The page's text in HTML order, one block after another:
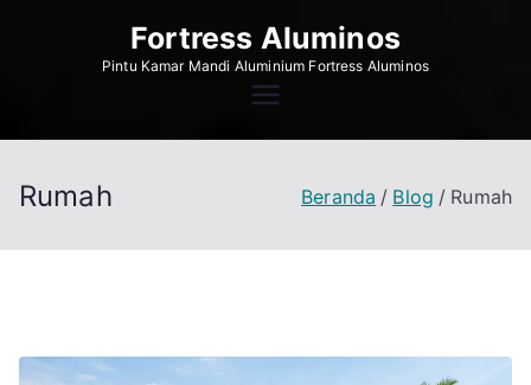
Fortress Aluminos
Pintu Kamar Mandi Aluminium Fortress Aluminos
Rumah Beranda Blog Rumah